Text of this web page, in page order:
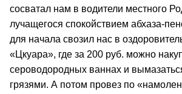
сосватал нам в водители местного
лучащегося спокойствием абхаза-
для начала свозил нас в
«Цкуара», где за 200 руб. можно
сероводородных ваннах и
грязями. А потом провез по